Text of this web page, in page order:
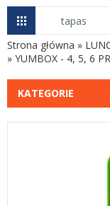
Strona główna »
» YUMBOX - 4, 5, 6
KATEGORIE